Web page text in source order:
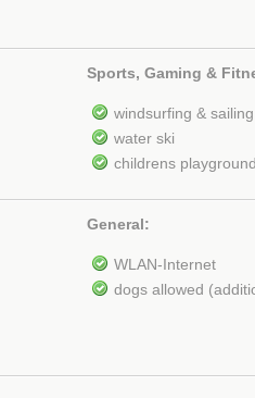
Sports, Gaming &
windsurfing & sailing
water ski
childrens
General:
WLAN-Internet
dogs allowed